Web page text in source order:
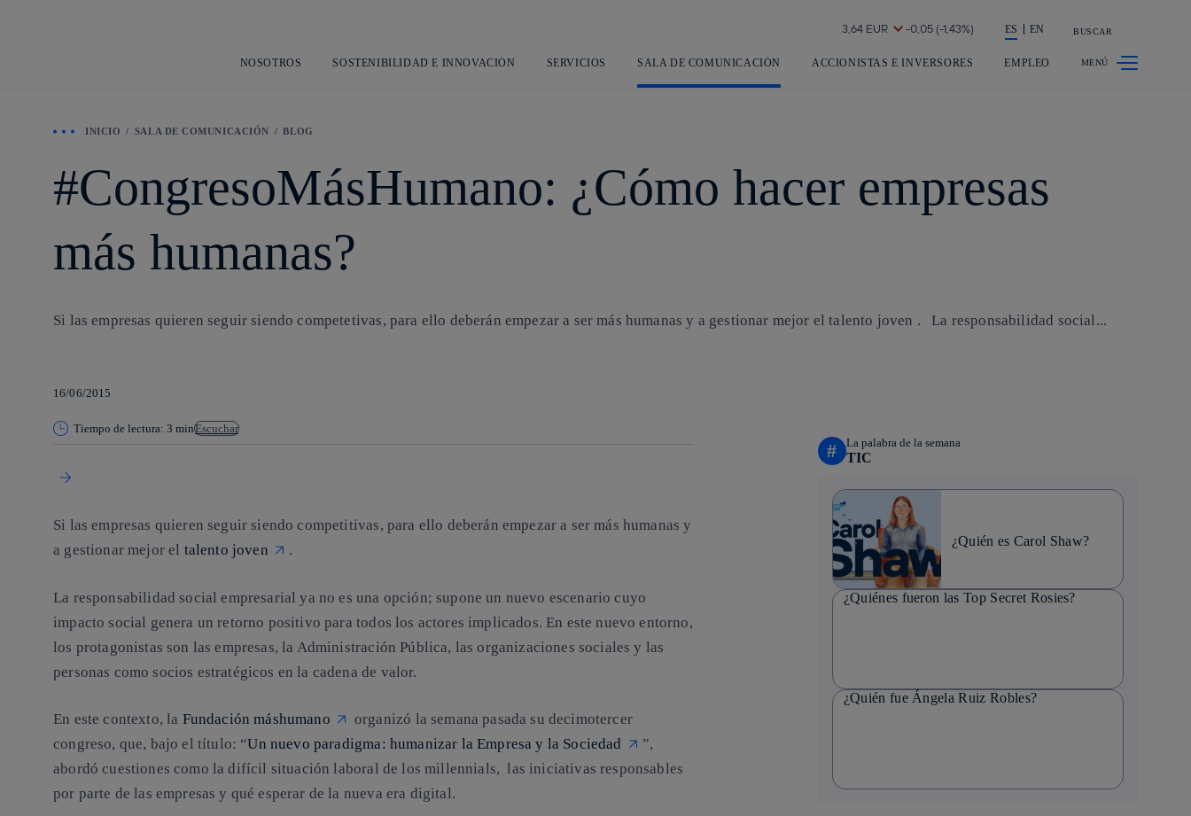
principal
La acción en accionistas e inversores ES EN BUSCAR
NOSOTROS SOSTENIBILIDAD E INNOVACIÓN SERVICIOS SALA DE COMUNICACIÓN ACCIONISTAS E INVERSORES EMPLEO
INICIO SALA DE COMUNICACIÓN BLOG
#CongresoMásHumano: ¿Cómo hacer empresas
más humanas?
Si las empresas quieren seguir siendo competetivas, para ello deberán empezar a ser más humanas y a gestionar mejor el talento joven . La responsabilidad social...
16/06/2015
Tiempo de lectura: 3 minEscuchar
Si las empresas quieren seguir siendo competitivas, para ello deberán empezar a ser más humanas y
a gestionar mejor el talento joven .
La responsabilidad social empresarial ya no es una opción; supone un nuevo escenario cuyo
impacto social genera un retorno positivo para todos los actores implicados. En este nuevo entorno,
los protagonistas son las empresas, la Administración Pública, las organizaciones sociales y las
personas como socios estratégicos en la cadena de valor.
En este contexto, la Fundación máshumano
organizó la semana pasada su decimotercer
congreso, que, bajo el título: “Un nuevo paradigma: humanizar la Empresa y la Sociedad ”,
abordó cuestiones como la difícil situación laboral de los millennials, las iniciativas responsables
por parte de las empresas y qué esperar de la nueva era digital.
# La palabra de la semana
TIC
¿Quién es Carol Shaw?
¿Quiénes fueron las Top Secret Rosies?
¿Quién fue Ángela Ruiz Robles?